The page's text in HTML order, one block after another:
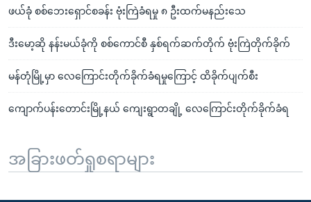
ဖယ်ခုံ စစ်ဘေးရှောင်စခန်း ဗုံးကြဲခံရမှု ၈ ဦးထက်မနည်းသေ
ဒီးမော့ဆို နန်းမယ်ခုံကို စစ်ကောင်စီ နှစ်ရက်ဆက်တိုက် ဗုံးကြဲတိုက်ခိုက်
မန်တုံမြို့မှာ လေကြောင်းတိုက်ခိုက်ခံရမှုကြောင့် ထိခိုက်ပျက်စီး
ကျောက်ပန်းတောင်းမြို့နယ် ကျေးရွာတချို့ လေကြောင်းတိုက်ခိုက်ခံရ
အခြားဖတ်ရှုစရာများ